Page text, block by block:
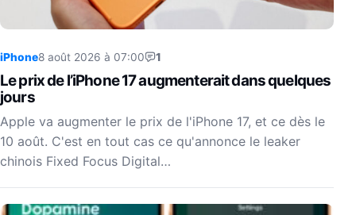
iPhone8 août 2026 à 07:00 1
Le prix de l’iPhone 17 augmenterait dans quelques
jours
Apple va augmenter le prix de l'iPhone 17, et ce dès le
10 août. C'est en tout cas ce qu'annonce le leaker
chinois Fixed Focus Digital…